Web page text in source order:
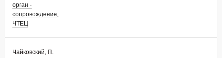
орган -
сопровождение,
ЧТЕЦ
Чайковский, П.